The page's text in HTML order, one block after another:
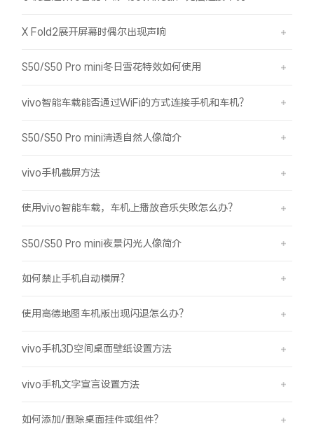
X Fold2展开屏幕时偶尔出现声响
S50/S50 Pro mini冬日雪花特效如何使用
vivo智能车载能否通过WiFi的方式连接手机和车机？
S50/S50 Pro mini清透自然人像简介
vivo手机截屏方法
使用vivo智能车载，车机上播放音乐失败怎么办？
S50/S50 Pro mini夜景闪光人像简介
如何禁止手机自动横屏？
使用高德地图车机版出现闪退怎么办？
vivo手机3D空间桌面壁纸设置方法
vivo手机文字宣言设置方法
如何添加/删除桌面挂件或组件？